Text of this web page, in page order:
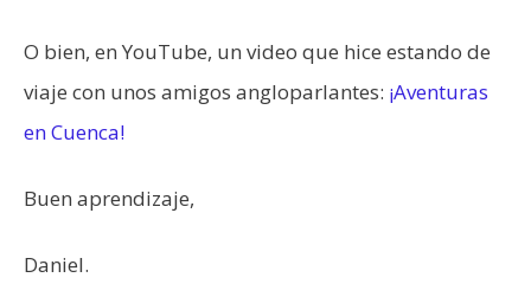
O bien, en YouTube, un video que hice estando de
viaje con unos amigos angloparlantes: ¡Aventuras
en Cuenca!
Buen aprendizaje,
Daniel.